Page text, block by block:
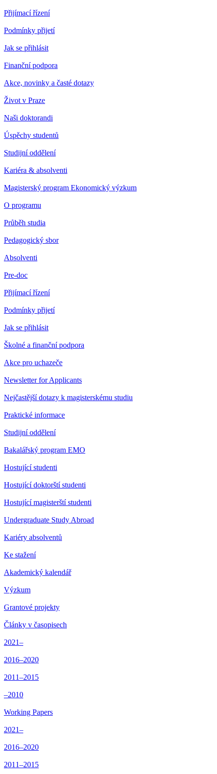
Přijímací řízení
Podmínky přijetí
Jak se přihlásit
Finanční podpora
Akce, novinky a časté dotazy
Život v Praze
Naši doktorandi
Úspěchy studentů
Studijní oddělení
Kariéra & absolventi
Magisterský program Ekonomický výzkum
O programu
Průběh studia
Pedagogický sbor
Absolventi
Pre-doc
Přijímací řízení
Podmínky přijetí
Jak se přihlásit
Školné a finanční podpora
Akce pro uchazeče
Newsletter for Applicants
Nejčastější dotazy k magisterskému studiu
Praktické informace
Studijní oddělení
Bakalářský program EMO
Hostující studenti
Hostující doktorští studenti
Hostující magisterští studenti
Undergraduate Study Abroad
Kariéry absolventů
Ke stažení
Akademický kalendář
Výzkum
Grantové projekty
Články v časopisech
2021–
2016–2020
2011–2015
–2010
Working Papers
2021–
2016–2020
2011–2015